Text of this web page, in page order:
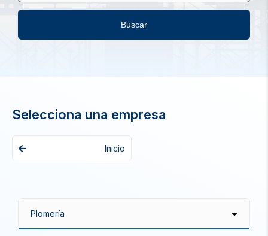
Buscar
Selecciona una empresa
Inicio